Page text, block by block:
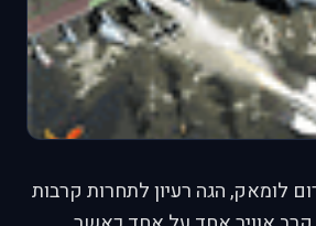
לומאק, הגה רעיון לתחרות קרבות